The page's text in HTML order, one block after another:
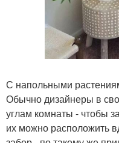
С напольными
Обычно дизайнеры в
углам комнаты - чтобы
их можно расположить